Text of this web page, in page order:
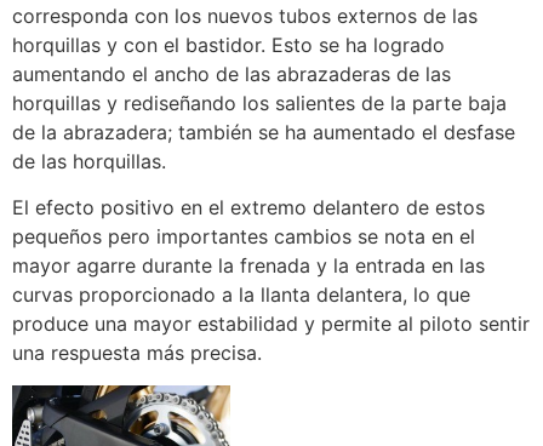
corresponda con los nuevos tubos externos de las
horquillas y con el bastidor. Esto se ha logrado
aumentando el ancho de las abrazaderas de las
horquillas y rediseñando los salientes de la parte baja
de la abrazadera; también se ha aumentado el desfase
de las horquillas.
El efecto positivo en el extremo delantero de estos
pequeños pero importantes cambios se nota en el
mayor agarre durante la frenada y la entrada en las
curvas proporcionado a la llanta delantera, lo que
produce una mayor estabilidad y permite al piloto sentir
una respuesta más precisa.